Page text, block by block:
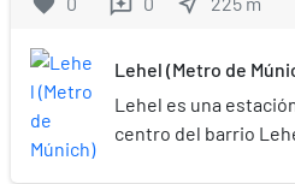
reviews
Lehel (Metro de
Lehel es una
centro del barrio